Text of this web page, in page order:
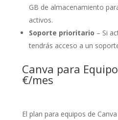
GB de almacenamiento
activos.
Soporte prioritario – Si
tendrás acceso a un
Canva para
€/mes
El plan para equipos de